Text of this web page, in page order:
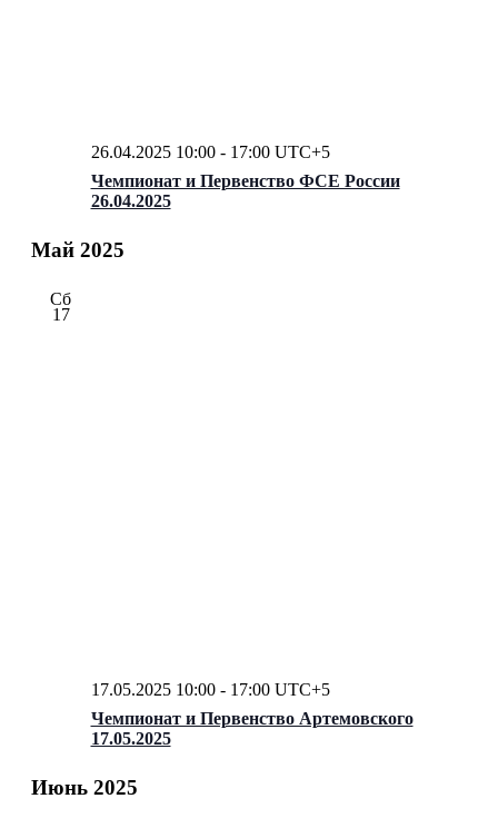
Чемпионат и Первенство ФСЕ России
26.04.2025
26.04.2025 10:00- 17:00 UTC+5
Май 2025
Сб
17
Чемпионат и Первенство Артемовского
17.05.2025
17.05.2025 10:00- 17:00 UTC+5
Июнь 2025